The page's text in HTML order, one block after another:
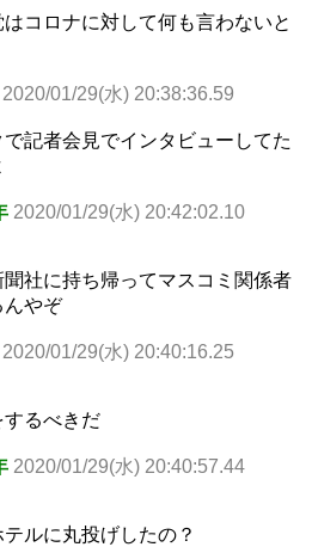
コロナに対して何も言わないと
2020/01/29(水) 20:38:36.59
記者会見でインタビューしてた
2020/01/29(水) 20:42:02.10
社に持ち帰ってマスコミ関係者
んやぞ
2020/01/29(水) 20:40:16.25
するべきだ
2020/01/29(水) 20:40:57.44
ルに丸投げしたの？